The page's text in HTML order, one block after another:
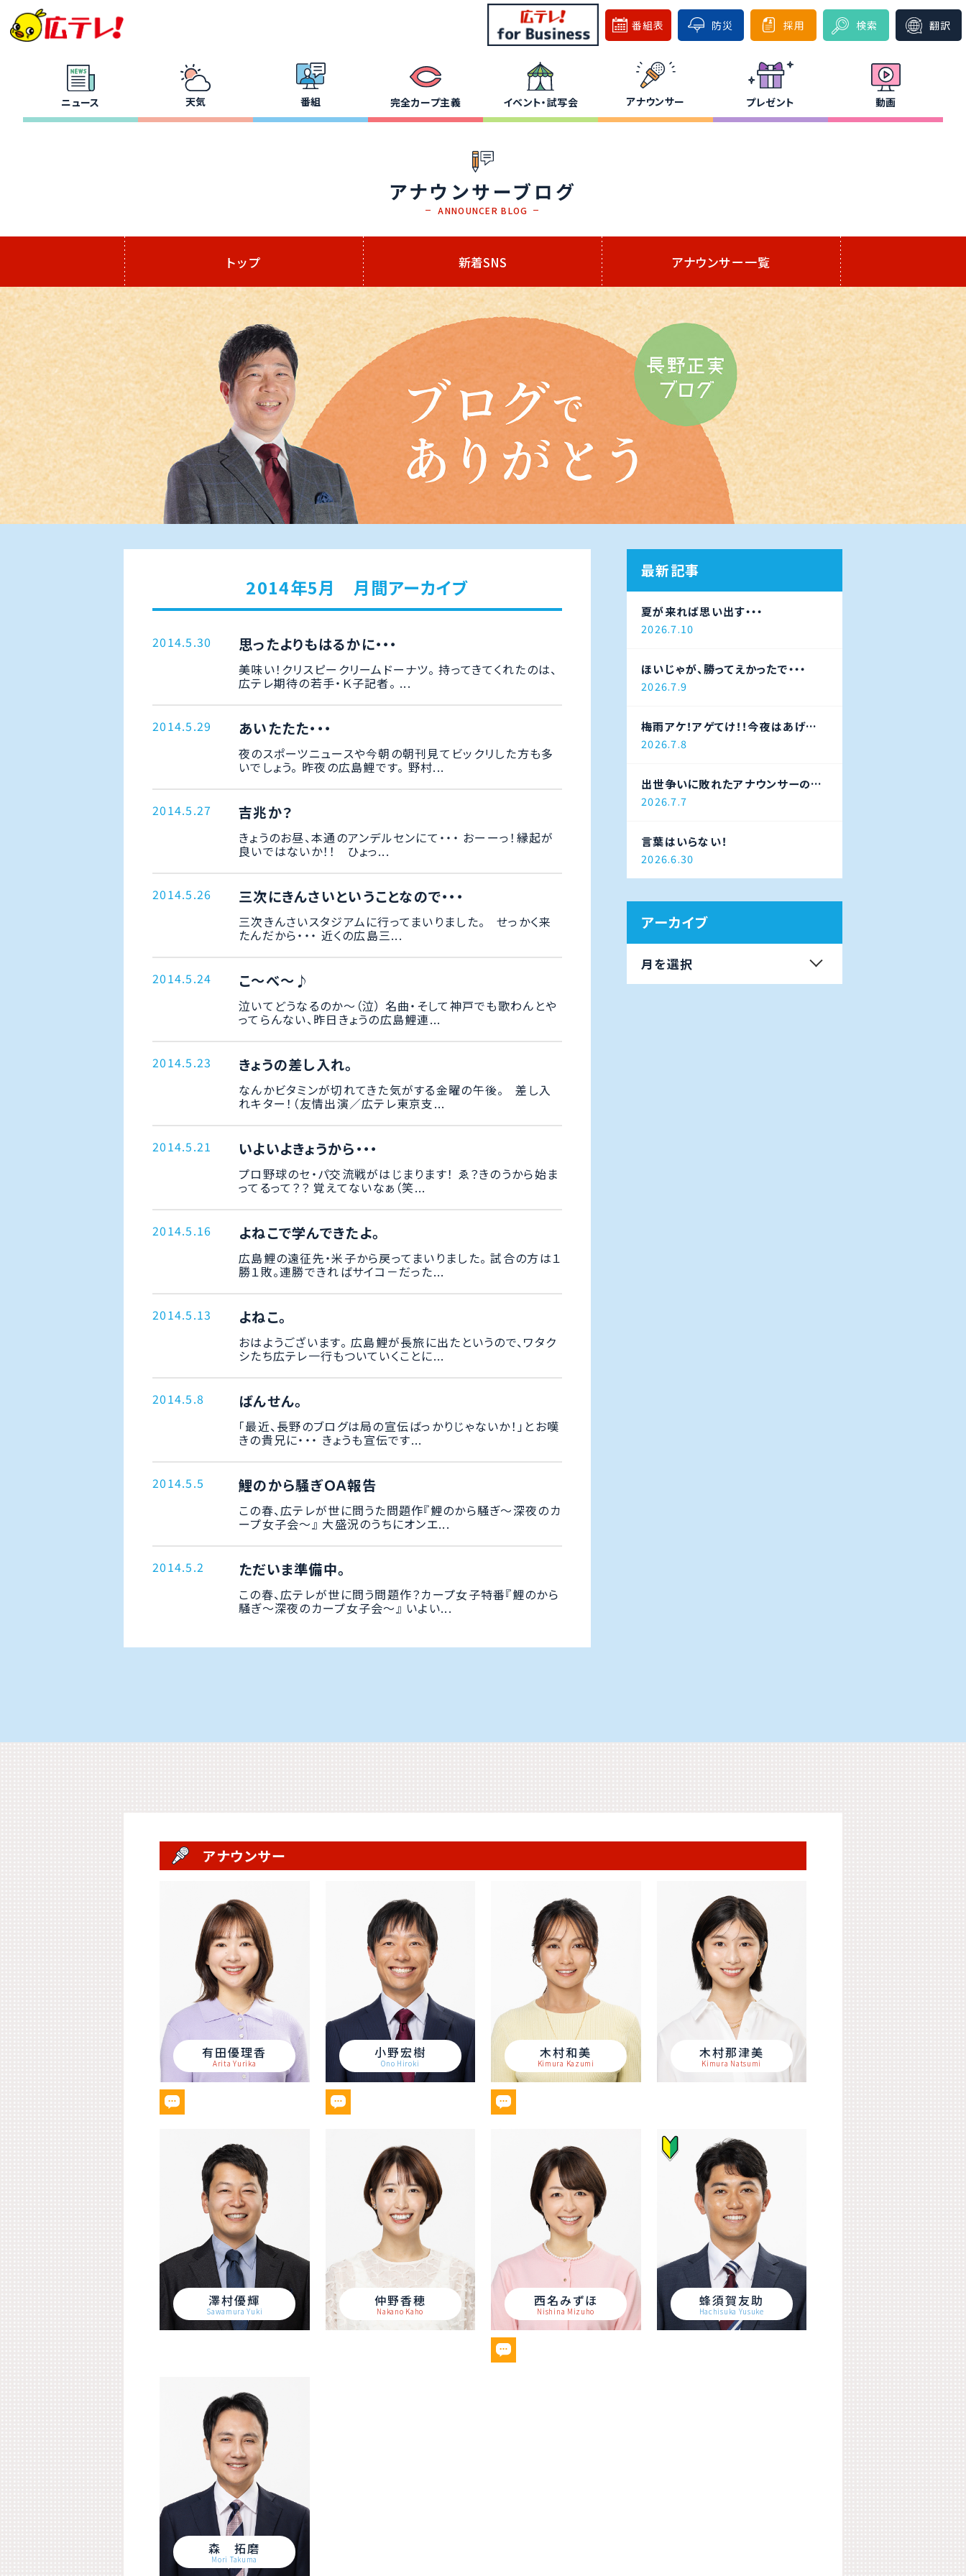
番組表 防災 採用 検索 翻訳
ニュース 天気 番組 完全カープ主義 イベント・試写会 アナウンサー プレゼント 動画
アナウンサーブログ
ANNOUNCER BLOG
トップ 新着SNS アナウンサー一覧
2014年5月 月間アーカイブ
2014.5.30 思ったよりもはるかに・・・
美味い！クリスピークリームドーナツ。 持ってきてくれたのは、
広テレ期待の若手・Ｋ子記者。 ...
2014.5.29 あいたたた・・・
夜のスポーツニュースや今朝の朝刊見てビックリした方も多
いでしょう。 昨夜の広島鯉です。 野村...
2014.5.27 吉兆か？
きょうのお昼、本通のアンデルセンにて・・・ おーーっ！縁起が
良いではないか！！ ひょっ...
2014.5.26 三次にきんさいということなので・・・
三次きんさいスタジアムに行ってまいりました。 せっかく来
たんだから・・・ 近くの広島三...
2014.5.24 こ～べ～♪
泣いてどうなるのか～（泣） 名曲・そして神戸でも歌わんとや
ってらんない、昨日きょうの広島鯉連...
2014.5.23 きょうの差し入れ。
なんかビタミンが切れてきた気がする金曜の午後。 差し入
れキター！（友情出演／広テレ東京支...
2014.5.21 いよいよきょうから・・・
プロ野球のセ・パ交流戦がはじまります！ ゑ？きのうから始ま
ってるって？？ 覚えてないなぁ（笑...
2014.5.16 よねこで学んできたよ。
広島鯉の遠征先・米子から戻ってまいりました。 試合の方は１
勝１敗。連勝できればサイコ－だった...
2014.5.13 よねこ。
おはようございます。 広島鯉が長旅に出たというので、ワタク
シたち広テレ一行もついていくことに...
2014.5.8 ばんせん。
「最近、長野のブログは局の宣伝ばっかりじゃないか！」とお嘆
きの貴兄に・・・ きょうも宣伝です...
2014.5.5 鯉のから騒ぎＯＡ報告
この春、広テレが世に問うた問題作『鯉のから騒ぎ～深夜のカ
ープ女子会～』 大盛況のうちにオンエ...
2014.5.2 ただいま準備中。
この春、広テレが世に問う問題作？カープ女子特番『鯉のから
騒ぎ～深夜のカープ女子会～』 いよい...
最新記事
夏が来れば思い出す・・・
2026.7.10
ほいじゃが、勝ってえかったで・・・
2026.7.9
梅雨アケ！アゲてけ！！今夜はあげ太
ナイター！！！
2026.7.8
出世争いに敗れたアナウンサーの末
路
2026.7.7
言葉はいらない！
2026.6.30
アーカイブ
月を選択
アナウンサー
有田優理香
Arita Yurika
小野宏樹
Ono Hiroki
木村和美
Kimura Kazumi
木村那津美
Kimura Natsumi
澤村優輝
Sawamura Yuki
仲野香穂
Nakano Kaho
西名みずほ
Nishina Mizuho
蜂須賀友助
Hachisuka Yusuke
森 拓磨
Mori Takuma